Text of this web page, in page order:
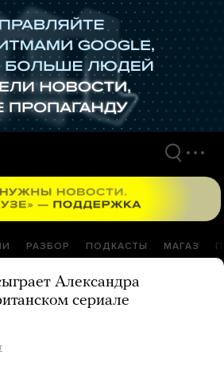
РАЗБОР ПОДКАСТЫ МАГАЗ
Александра
сериале